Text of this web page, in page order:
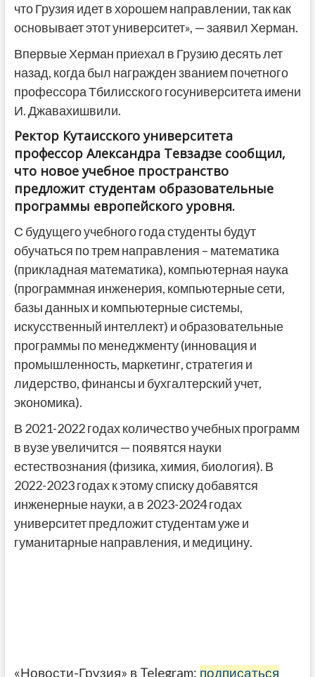
что Грузия идет в хорошем направлении, так как
основывает этот университет», — заявил Херман.
Впервые Херман приехал в Грузию десять лет
назад, когда был награжден званием почетного
профессора Тбилисского госуниверситета имени
И. Джавахишвили.
Ректор Кутаисского университета
профессор Александра Тевзадзе сообщил,
что новое учебное пространство
предложит студентам образовательные
программы европейского уровня.
С будущего учебного года студенты будут
обучаться по трем направления – математика
(прикладная математика), компьютерная наука
(программная инженерия, компьютерные сети,
базы данных и компьютерные системы,
искусственный интеллект) и образовательные
программы по менеджменту (инновация и
промышленность, маркетинг, стратегия и
лидерство, финансы и бухгалтерский учет,
экономика).
В 2021-2022 годах количество учебных программ
в вузе увеличится — появятся науки
естествознания (физика, химия, биология). В
2022-2023 годах к этому списку добавятся
инженерные науки, а в 2023-2024 годах
университет предложит студентам уже и
гуманитарные направления, и медицину.
«Новости-Грузия» в Telegram: подписаться